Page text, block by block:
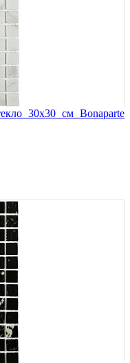
30х30 см Bonaparte